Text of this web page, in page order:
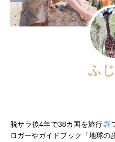
ふ
脱サラ後4年で38カ国を旅行
ロガーやガイドブック「地球の